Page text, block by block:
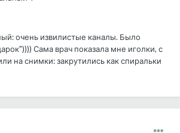
очень извилистые каналы. Было
Сама врач показала мне иголки, с
на снимки: закрутились как спиральки